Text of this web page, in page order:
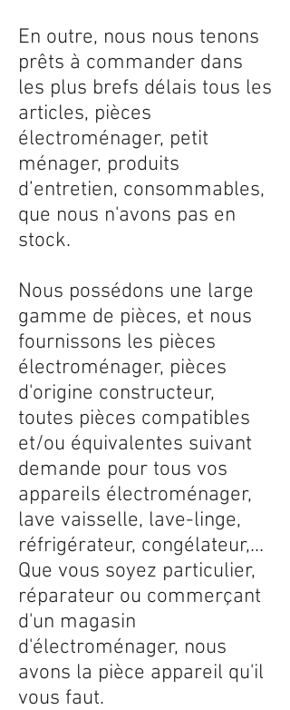
En outre, nous nous tenons
prêts à commander dans
les plus brefs délais tous les
articles, pièces
électroménager, petit
ménager, produits
d’entretien, consommables,
que nous n'avons pas en
stock.
Nous possédons une large
gamme de pièces, et nous
fournissons les pièces
électroménager, pièces
d'origine constructeur,
toutes pièces compatibles
et/ou équivalentes suivant
demande pour tous vos
appareils électroménager,
lave vaisselle, lave-linge,
réfrigérateur, congélateur,...
Que vous soyez particulier,
réparateur ou commerçant
d'un magasin
d'électroménager, nous
avons la pièce appareil qu'il
vous faut.